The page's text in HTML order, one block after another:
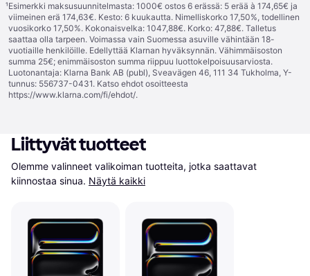
¹Esimerkki maksusuunnitelmasta: 1000€ ostos 6 erässä: 5 erää à 174,65€ ja
viimeinen erä 174,63€. Kesto: 6 kuukautta. Nimelliskorko 17,50%, todellinen
vuosikorko 17,50%. Kokonaisvelka: 1047,88€. Korko: 47,88€. Talletus
saattaa olla tarpeen. Voimassa vain Suomessa asuville vähintään 18-
vuotiaille henkilöille. Edellyttää Klarnan hyväksynnän. Vähimmäisoston
summa 25€; enimmäisoston summa riippuu luottokelpoisuusarviosta.
Luotonantaja: Klarna Bank AB (publ), Sveavägen 46, 111 34 Tukholma, Y-
tunnus: 556737-0431. Katso ehdot osoitteesta
https://www.klarna.com/fi/ehdot/.
Liittyvät tuotteet
Olemme valinneet valikoiman tuotteita, jotka saattavat
kiinnostaa sinua. Näytä kaikki